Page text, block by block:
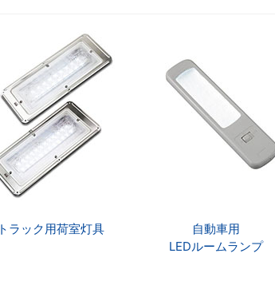
トラック用荷室灯具
自動車用
LEDルームランプ